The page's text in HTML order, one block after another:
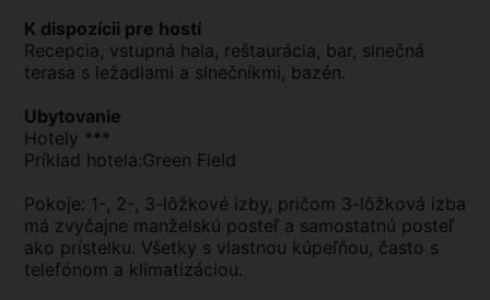
K dispozícii pre hostí
Recepcia, vstupná hala, reštaurácia, bar, slnečná
terasa s ležadlami a slnečníkmi, bazén.
Ubytovanie
Hotely ***
Príklad hotela:Green Field
Pokoje: 1-, 2-, 3-lôžkové izby, pričom 3-lôžková izba
má zvyčajne manželskú posteľ a samostatnú posteľ
ako prístelku. Všetky s vlastnou kúpeľňou, často s
telefónom a klimatizáciou.